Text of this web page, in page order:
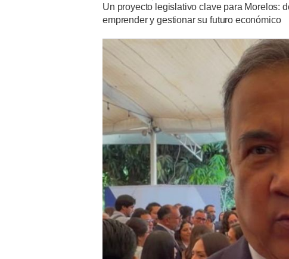
Un proyecto legislativo clave para Morelos:
emprender y gestionar su futuro económico